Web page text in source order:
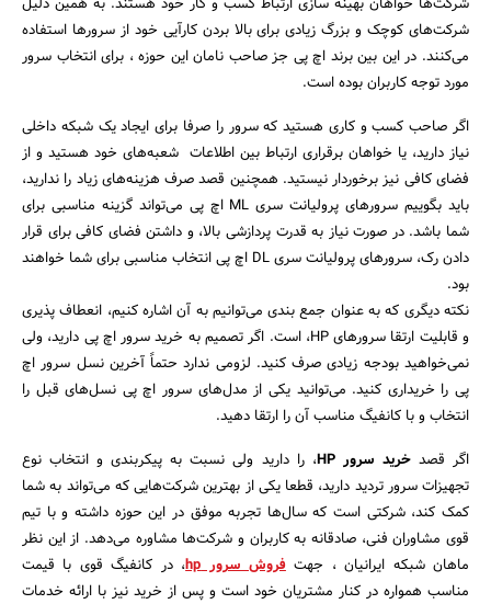
شرکت‌های کوچک و بزرگ زیادی برای بالا بردن کارآیی خود از سرور‌ها استفاده
می‌کنند. در این بین برند اچ پی جز صاحب نامان این حوزه ، برای انتخاب سرور
مورد توجه کاربران بوده است.
اگر صاحب کسب و کاری هستید که سرور را صرفا برای ایجاد یک شبکه داخلی
نیاز دارید، یا خواهان برقراری ارتباط بین اطلاعات شعبه‌های خود هستید و از
فضای کافی نیز برخوردار نیستید. همچنین قصد صرف هزینه‌های زیاد را ندارید،
باید بگوییم سرورهای پرولیانت سری ML اچ پی می‌تواند گزینه مناسبی برای
شما باشد. در صورت نیاز به قدرت پردازشی بالا، و داشتن فضای کافی برای قرار
دادن رک، سرور‌های پرولیانت سری DL اچ پی انتخاب مناسبی برای شما خواهند
بود.
نکته دیگری که به عنوان جمع بندی می‌توانیم به آن اشاره کنیم، انعطاف پذیری
و قابلیت ارتقا سرور‌های HP، است. اگر تصمیم به خرید سرور اچ پی دارید، ولی
نمی‌خواهید بودجه زیادی صرف کنید. لزومی ندارد حتماً آخرین نسل سرور اچ
پی را خریداری کنید. می‌توانید یکی از مدل‌های سرور اچ پی نسل‌های قبل را
انتخاب و با کانفیگ مناسب آن را ارتقا دهید.
اگر قصدخرید سرور HP
، را دارید ولی نسبت به پیکربندی و انتخاب نوع
تجهیزات سرور تردید دارید، قطعا یکی از بهترین شرکت‌هایی که می‌تواند به شما
کمک کند، شرکتی است که سال‌ها تجربه موفق در این حوزه داشته و با تیم
قوی مشاوران فنی، صادقانه به کاربران و شرکت‌ها مشاوره می‌دهد. از این نظر
ماهان شبکه ایرانیان ، جهتفروش سرور hp
، در کانفیگ قوی با قیمت
مناسب همواره در کنار مشتریان خود است و پس از خرید نیز با ارائه خدمات